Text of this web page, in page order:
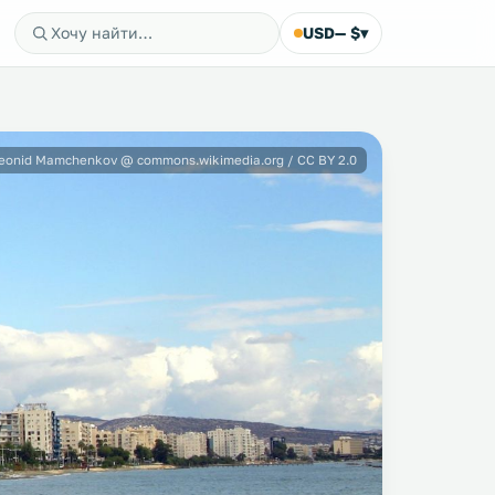
USD— $▾
Mamchenkov @ commons.wikimedia.org / CC BY 2.0